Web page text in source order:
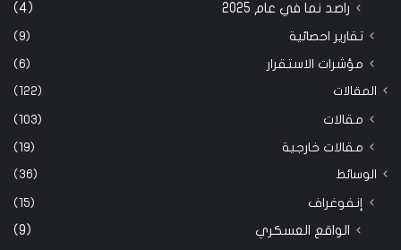
راصد نما في عام 2025
(4)
تقارير احصائية (9)
مؤشرات الاستقرار (6)
المقالات (122)
مقالات (103)
مقالات خارجية (19)
الوسائط (36)
إنفوغراف (15)
الواقع العسكري (9)